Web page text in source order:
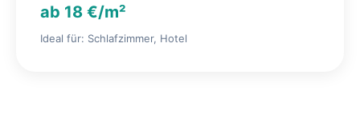
ab 18 €/m²
Ideal für: Schlafzimmer, Hotel